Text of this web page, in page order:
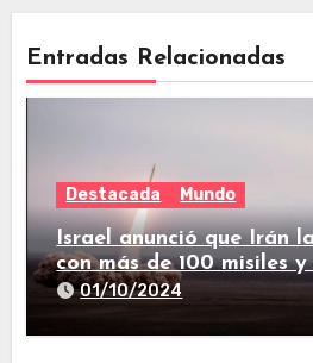
Entradas Relacionadas
Destacada Mundo
Israel anunció que Irán
con más de 100 misiles y
sirenas en todo el país
01/10/2024